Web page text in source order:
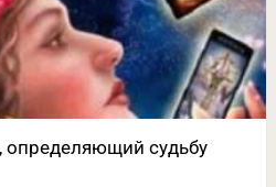
определяющий судьбу